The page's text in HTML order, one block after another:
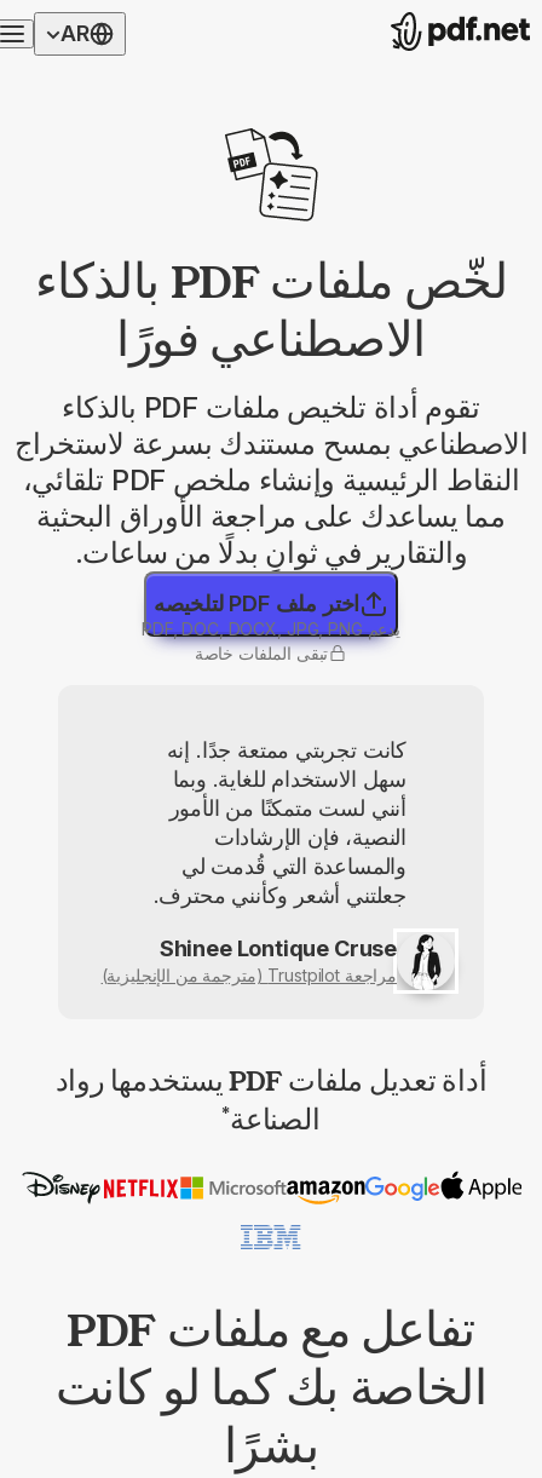
AR
لخّص ملفات PDF بالذكاء
الاصطناعي فورًا
تقوم أداة تلخيص ملفات PDF بالذكاء
الاصطناعي بمسح مستندك بسرعة لاستخراج
النقاط الرئيسية وإنشاء ملخص PDF تلقائي،
مما يساعدك على مراجعة الأوراق البحثية
والتقارير في ثوانٍ بدلًا من ساعات.
اختر ملف PDF لتلخيصه
يدعم PDF, DOC, DOCX, JPG, PNG
تبقى الملفات خاصة
كانت تجربتي ممتعة جدًا. إنه
سهل الاستخدام للغاية. وبما
أنني لست متمكنًا من الأمور
النصية، فإن الإرشادات
والمساعدة التي قُدمت لي
جعلتني أشعر وكأنني محترف.
Shinee Lontique Cruse
مراجعة Trustpilot (مترجمة من الإنجليزية)
أداة تعديل ملفات PDF يستخدمها رواد
الصناعة*
تفاعل مع ملفات PDF
الخاصة بك كما لو كانت
بشرًا